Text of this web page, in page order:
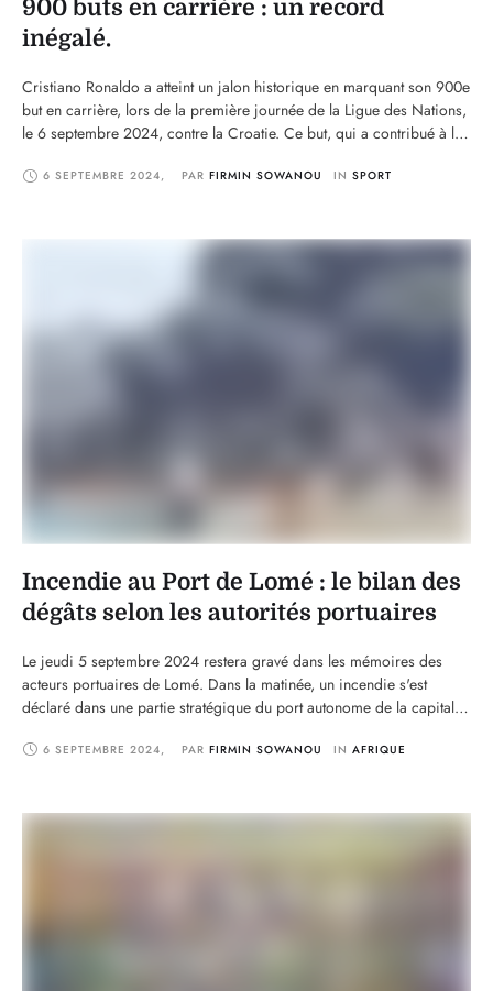
900 buts en carrière : un record
inégalé.
Cristiano Ronaldo a atteint un jalon historique en marquant son 900e
but en carrière, lors de la première journée de la Ligue des Nations,
le 6 septembre 2024, contre la Croatie. Ce but, qui a contribué à la
constance du joueur de 39 ans sur la …
6 SEPTEMBRE 2024, PAR FIRMIN SOWANOU IN SPORT
Incendie au Port de Lomé : le bilan des
dégâts selon les autorités portuaires
Le jeudi 5 septembre 2024 restera gravé dans les mémoires des
acteurs portuaires de Lomé. Dans la matinée, un incendie s'est
déclaré dans une partie stratégique du port autonome de la capitale
directeur général du port, le Contre-Amiral Fogan Kodjo Adegnon,
6 SEPTEMBRE 2024, PAR FIRMIN SOWANOU IN AFRIQUE